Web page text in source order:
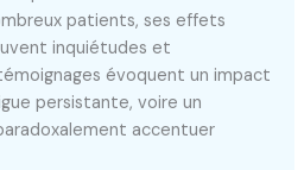
patients, ses effets
inquiétudes et
évoquent un impact
persistante, voire un
accentuer